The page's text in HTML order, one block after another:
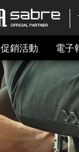
促銷活動 電子